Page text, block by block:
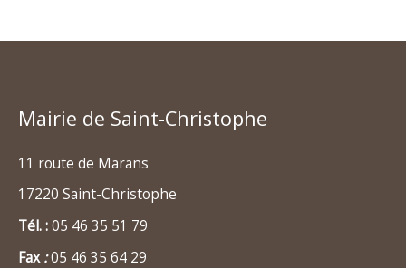
Mairie de Saint-Christophe
11 route de Marans
17220 Saint-Christophe
Tél. :05 46 35 51 79
Fax:05 46 35 64 29